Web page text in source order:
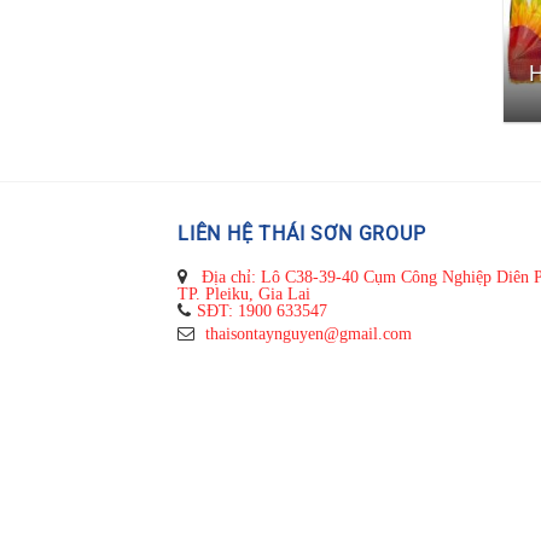
LIÊN HỆ THÁI SƠN GROUP
Địa chỉ: Lô C38-39-40 Cụm Công Nghiệp Diên
TP. Pleiku, Gia Lai
SĐT: 1900 633547
thaisontaynguyen@gmail.com